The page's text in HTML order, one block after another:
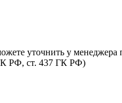
уточнить у менеджера
РФ, cт. 437 ГК РФ)